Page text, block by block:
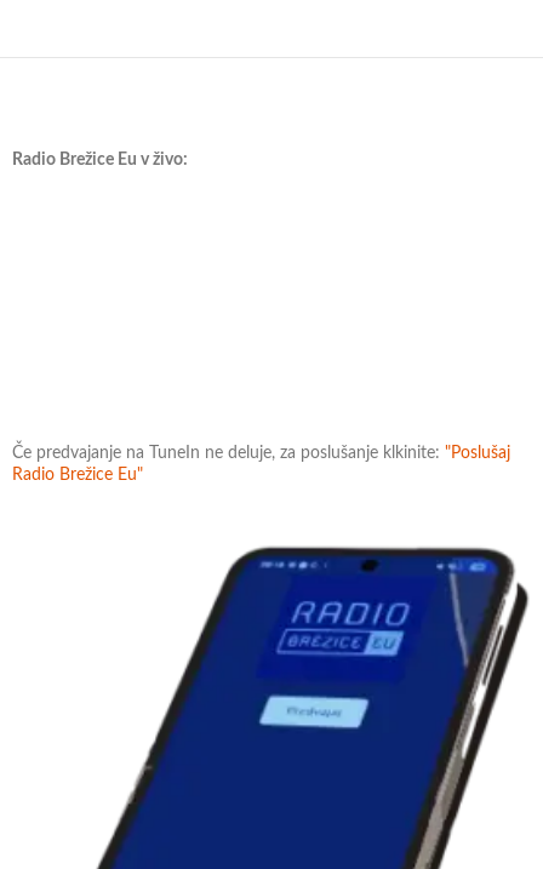
Radio Brežice Eu v živo:
Če predvajanje na TuneIn ne deluje, za poslušanje klkinite: "Poslušaj
Radio Brežice Eu"